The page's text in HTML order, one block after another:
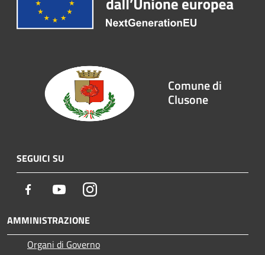
Comune di
Clusone
SEGUICI SU
Facebook YoutubeInstagram
AMMINISTRAZIONE
Organi di Governo